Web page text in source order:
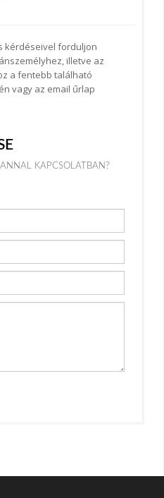
kérdéseivel forduljon
illetve az
a fentebb található
vagy az email űrlap
KAPCSOLATBAN?